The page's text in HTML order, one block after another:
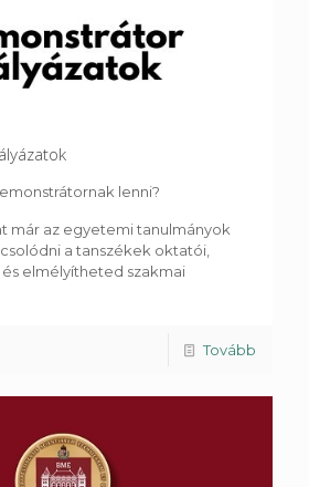
lenni?
már az egyetemi tanulmányok
a tanszékek oktatói,
elmélyítheted szakmai
Tovább